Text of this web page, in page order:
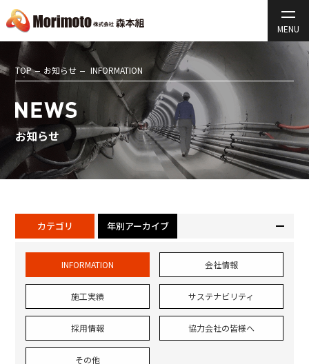
TOP お知らせ INFORMATION
お知らせ
カテゴリ 年別アーカイブ
INFORMATION 会社情報
施工実績 サステナビリティ
採用情報 協力会社の皆様へ
その他